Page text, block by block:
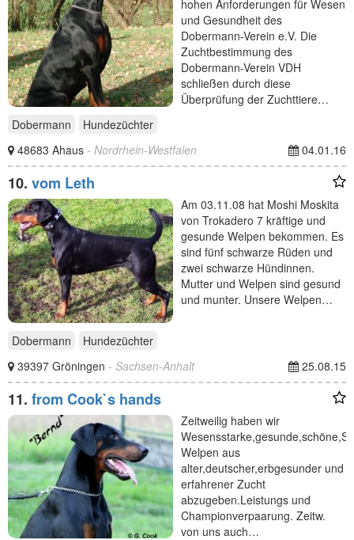
hohen Anforderungen für Wesen
und Gesundheit des
Dobermann-Verein e.V. Die
Zuchtbestimmung des
Dobermann-Verein VDH
schließen durch diese
Überprüfung der Zuchttiere…
Dobermann
Hundezüchter
48683 Ahaus - Nordrhein-Westfalen 04.01.16
10. vom Leth
Am 03.11.08 hat Moshi Moskita
von Trokadero 7 kräftige und
gesunde Welpen bekommen. Es
sind fünf schwarze Rüden und
zwei schwarze Hündinnen.
Mutter und Welpen sind gesund
und munter. Unsere Welpen…
Dobermann
Hundezüchter
39397 Gröningen - Sachsen-Anhalt 25.08.15
11. from Cook`s hands
Zeitweilig haben wir
Welpen aus
alter,deutscher,erbgesunder und
erfahrener Zucht
abzugeben.Leistungs und
Championverpaarung. Zeitw.
von uns auch…